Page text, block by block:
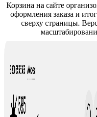
Корзина на сайте
оформления заказа и
сверху страницы.